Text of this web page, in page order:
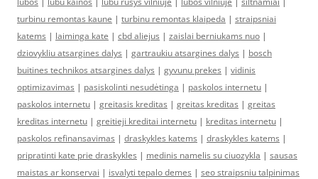
turbinu remontas kaune | turbinu remontas klaipeda | straipsniai
katems | laiminga kate | cbd aliejus | zaislai berniukams nuo |
dziovykliu atsargines dalys | gartraukiu atsargines dalys | bosch
buitines technikos atsargines dalys | gyvunu prekes | vidinis
optimizavimas | pasiskolinti nesudėtinga | paskolos internetu |
paskolos internetu | greitasis kreditas | greitas kreditas | greitas
kreditas internetu | greitieji kreditai internetu | kreditas internetu |
paskolos refinansavimas | draskykles katems | draskykles katems |
pripratinti kate prie draskykles | medinis namelis su ciuozykla | sausas
maistas ar konservai | isvalyti tepalo demes | seo straipsniu talpinimas